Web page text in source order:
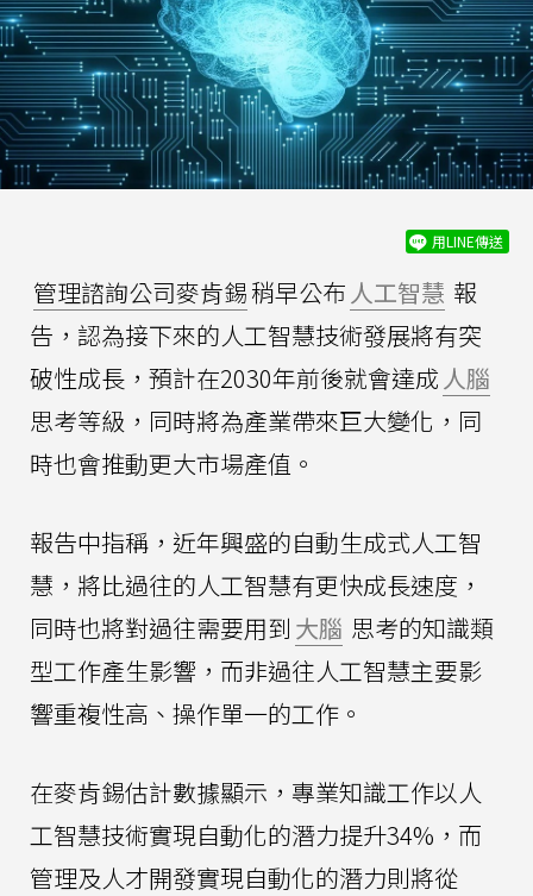
用LINE傳送
管理諮詢公司麥肯錫稍早公布 人工智慧 報
告，認為接下來的人工智慧技術發展將有突
破性成長，預計在2030年前後就會達成 人腦
思考等級，同時將為產業帶來巨大變化，同
時也會推動更大市場產值。
報告中指稱，近年興盛的自動生成式人工智
慧，將比過往的人工智慧有更快成長速度，
同時也將對過往需要用到 大腦 思考的知識類
型工作產生影響，而非過往人工智慧主要影
響重複性高、操作單一的工作。
在麥肯錫估計數據顯示，專業知識工作以人
工智慧技術實現自動化的潛力提升34%，而
管理及人才開發實現自動化的潛力則將從